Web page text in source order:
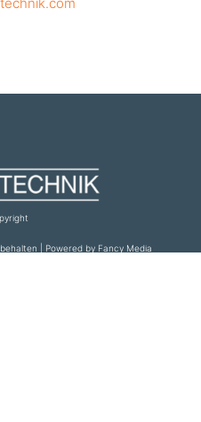
| Powered by Fancy Media